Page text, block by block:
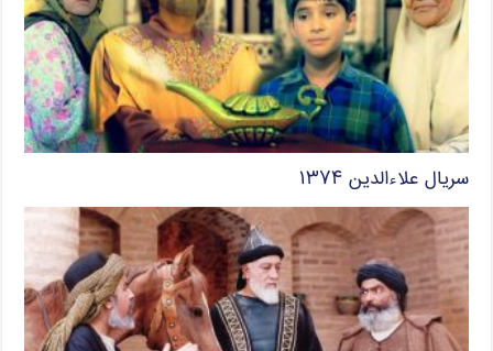
سریال علاءالدین ۱۳۷۴